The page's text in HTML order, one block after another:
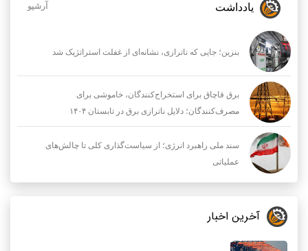
یادداشت آرشیو
بنزین؛ جایی که ناترازی، نشانه‌ای از غفلت استراتژیک شد
برق قاچاق برای استخراج‌کنندگان، خاموشی برای
مصرف‌کنندگان؛ دلایل ناترازی برق در تابستان ۱۴۰۴
سند ملی راهبرد انرژی؛ از سیاست‌گذاری کلی تا چالش‌های
عملیاتی
آخرین اخبار